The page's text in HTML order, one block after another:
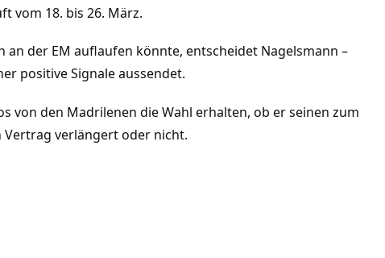
vom 18. bis 26. März.
an der EM auflaufen könnte, entscheidet Nagelsmann –
positive Signale aussendet.
von den Madrilenen die Wahl erhalten, ob er seinen zum
Vertrag verlängert oder nicht.